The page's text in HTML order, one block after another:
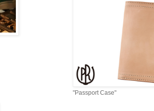
"Passport Case"